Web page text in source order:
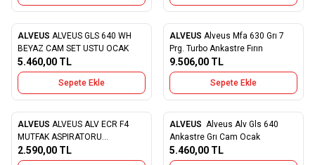
Favorilere Ekle
ALVEUS ALVEUS GLS 640 WH
BEYAZ CAM SET USTU OCAK
5.460,00 TL
Sepete Ekle
Favorilere Ekle
ALVEUS Alveus Mfa 630 Grı 7
Prg. Turbo Ankastre Fırın
9.506,00 TL
Sepete Ekle
Favorilere Ekle
ALVEUS ALVEUS ALV ECR F4
MUTFAK ASPIRATORU
(UCRETSIZ KURULUM)
2.590,00 TL
Favorilere Ekle
ALVEUS Alveus Alv Gls 640
Ankastre Grı Cam Ocak
5.460,00 TL